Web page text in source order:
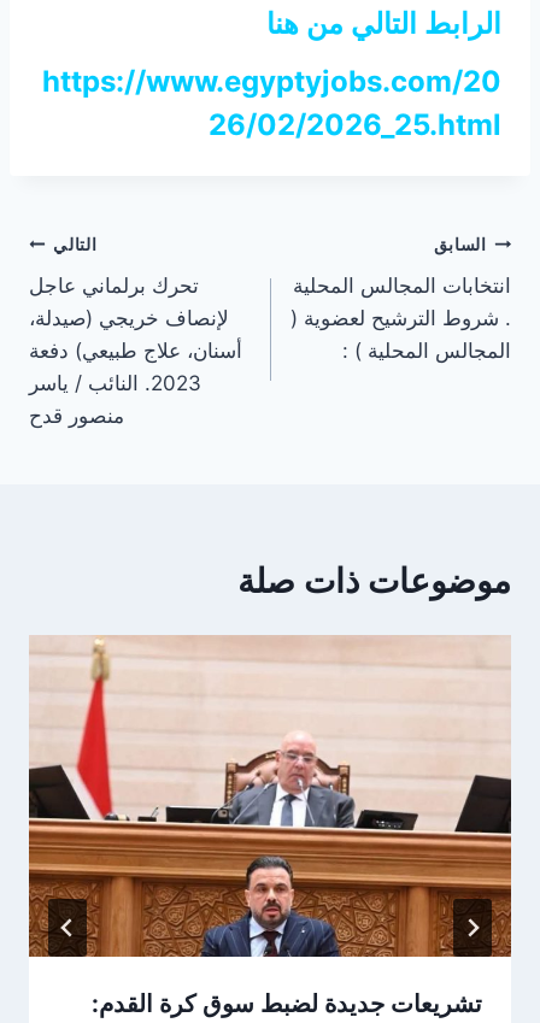
الرابط التالي من هنا
https://www.egyptyjobs.com/20
26/02/2026_25.html
تصفّح
المقالات
السابق
انتخابات المجالس المحلية
. شروط الترشيح لعضوية (
المجالس المحلية ) :
التالي
تحرك برلماني عاجل
لإنصاف خريجي (صيدلة،
أسنان، علاج طبيعي) دفعة
2023. النائب / ياسر
منصور قدح
موضوعات ذات صلة
تشريعات جديدة لضبط سوق كرة القدم: